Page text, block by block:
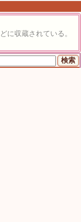
に収蔵されている。